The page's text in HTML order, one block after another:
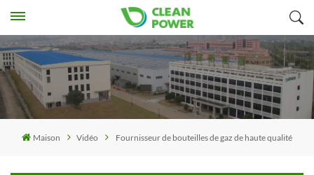
Maison Vidéo Fournisseur de bouteilles de gaz de haute qualité